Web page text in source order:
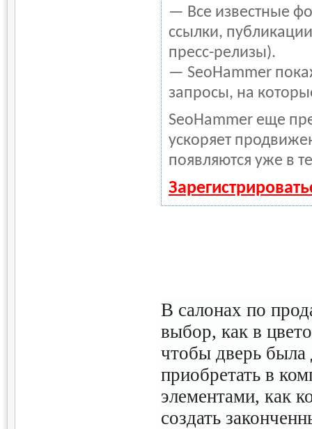
— Все известные
ссылки,
пресс-релизы).
— SeoHammer
запросы, на
SeoHammer еще
ускоряет
появляются уже в
В салонах по
выбор, как в
чтобы дверь
приобретать в
элементами, как
создать